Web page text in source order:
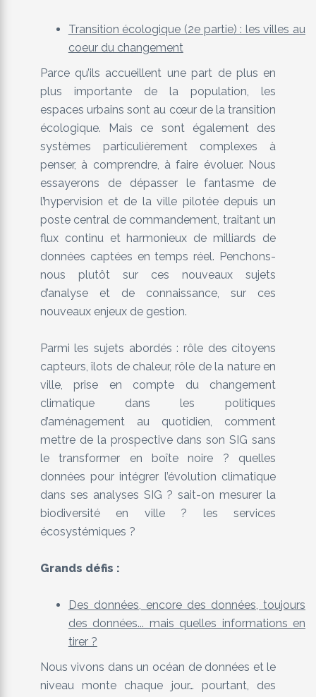
Transition écologique (2e partie) : les villes au
coeur du changement
Parce qu’ils accueillent une part de plus en
plus importante de la population, les
espaces urbains sont au cœur de la transition
écologique. Mais ce sont également des
systèmes particulièrement complexes à
penser, à comprendre, à faire évoluer. Nous
essayerons de dépasser le fantasme de
l’hypervision et de la ville pilotée depuis un
poste central de commandement, traitant un
flux continu et harmonieux de milliards de
données captées en temps réel. Penchons-
nous plutôt sur ces nouveaux sujets
d’analyse et de connaissance, sur ces
nouveaux enjeux de gestion.
Parmi les sujets abordés : rôle des citoyens
capteurs, îlots de chaleur, rôle de la nature en
ville, prise en compte du changement
climatique dans les politiques
d’aménagement au quotidien, comment
mettre de la prospective dans son SIG sans
le transformer en boîte noire ? quelles
données pour intégrer l’évolution climatique
dans ses analyses SIG ? sait-on mesurer la
biodiversité en ville ? les services
écosystémiques ?
Grands défis :
Des données, encore des données, toujours
des données... mais quelles informations en
tirer ?
Nous vivons dans un océan de données et le
niveau monte chaque jour… pourtant, des